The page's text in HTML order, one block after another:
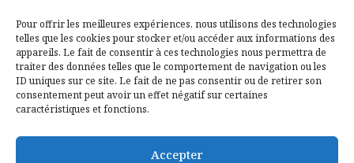
Pour offrir les meilleures expériences, nous utilisons des technologies
telles que les cookies pour stocker et/ou accéder aux informations des
appareils. Le fait de consentir à ces technologies nous permettra de
traiter des données telles que le comportement de navigation ou les
ID uniques sur ce site. Le fait de ne pas consentir ou de retirer son
consentement peut avoir un effet négatif sur certaines
caractéristiques et fonctions.
Accepter
Mentions légales
Politique de confidentialité